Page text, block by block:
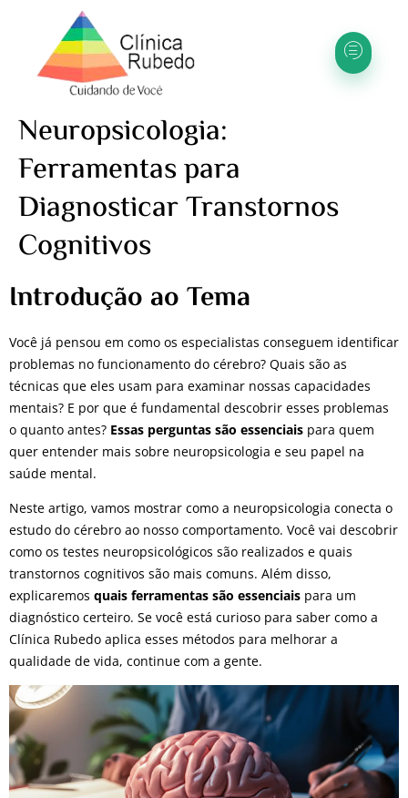
Neuropsicologia:
Ferramentas para
Diagnosticar Transtornos
Cognitivos
Introdução ao Tema
Você já pensou em como os especialistas conseguem identificar
problemas no funcionamento do cérebro? Quais são as
técnicas que eles usam para examinar nossas capacidades
mentais? E por que é fundamental descobrir esses problemas
o quanto antes? Essas perguntas são essenciais para quem
quer entender mais sobre neuropsicologia e seu papel na
saúde mental.
Neste artigo, vamos mostrar como a neuropsicologia conecta o
estudo do cérebro ao nosso comportamento. Você vai descobrir
como os testes neuropsicológicos são realizados e quais
transtornos cognitivos são mais comuns. Além disso,
explicaremos quais ferramentas são essenciais para um
diagnóstico certeiro. Se você está curioso para saber como a
Clínica Rubedo aplica esses métodos para melhorar a
qualidade de vida, continue com a gente.